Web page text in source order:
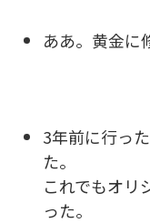
ああ。黄金に
3年前に行っ
た。
これでもオリ
った。